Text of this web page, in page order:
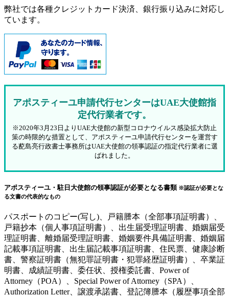
弊社では各種クレジットカード決済、銀行振り込みに対応し
ています。
アポスティーユ申請代行センターはUAE大使館指
定代行業者です。
※2020年3月23日よりUAE大使館の新型コロナウイルス感染拡大防止
策の時限的な措置として、アポスティーユ申請代行センターを運営す
る蓜島亮行政書士事務所はUAE大使館の領事認証の指定代行業者に選
ばれました。
アポスティーユ・駐日大使館の領事認証が必要となる書類 ※認証が必要とな
る文書の代表的なもの
パスポートのコピー(写し)、戸籍謄本（全部事項証明書）、
戸籍抄本（個人事項証明書）、出生届受理証明書、婚姻届受
理証明書、離婚届受理証明書、婚姻要件具備証明書、婚姻届
記載事項証明書、出生届記載事項証明書、住民票、健康診断
書、警察証明書（無犯罪証明書・犯罪経歴証明書）、卒業証
明書、成績証明書、委任状、授権委託書、Power of
Attorney（POA）、Special Power of Attorney（SPA）、
Authorization Letter、譲渡承諾書、登記簿謄本（履歴事項全部